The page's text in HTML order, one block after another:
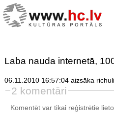
Laba nauda internetā,
06.11.2010 16:57:04 aizsāka
2 komentāri
Komentēt var tikai reģistrētie